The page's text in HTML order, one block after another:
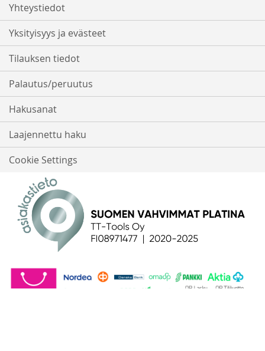
Yhteystiedot
Yksityisyys ja evästeet
Tilauksen tiedot
Palautus/peruutus
Hakusanat
Laajennettu haku
Cookie Settings